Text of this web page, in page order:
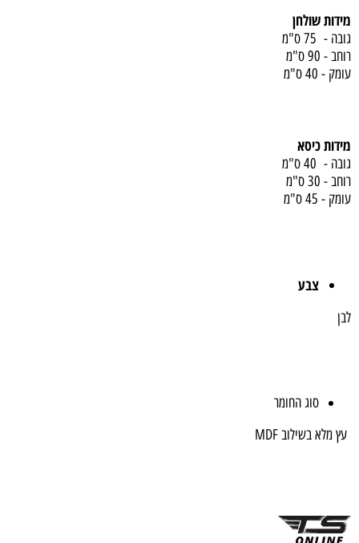
מידות שולחן
גובה - 75 ס"מ
רוחב - 90 ס"מ
עומק - 40 ס"מ
מידות כיסא
גובה - 40 ס"מ
רוחב - 30 ס"מ
עומק - 45 ס"מ
צבע
לבן
סוג החומר
עץ מלא בשילוב MDF